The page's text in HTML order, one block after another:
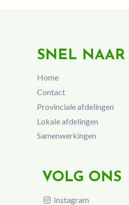
SNEL NAAR
Home
Contact
Provinciale afdelingen
Lokale afdelingen
Samenwerkingen
VOLG ONS
Instagram